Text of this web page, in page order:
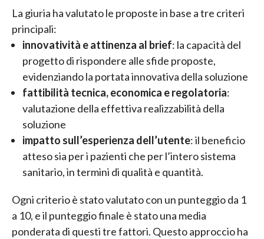
La giuria ha valutato le proposte in base a tre criteri
principali:
innovatività e attinenza al brief: la capacità del
progetto di rispondere alle sfide proposte,
evidenziando la portata innovativa della soluzione
fattibilità tecnica, economica e regolatoria:
valutazione della effettiva realizzabilità della
soluzione
impatto sull’esperienza dell’utente: il beneficio
atteso sia per i pazienti che per l’intero sistema
sanitario, in termini di qualità e quantità.
Ogni criterio è stato valutato con un punteggio da 1
a 10, e il punteggio finale è stato una media
ponderata di questi tre fattori. Questo approccio ha